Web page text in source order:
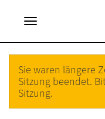
Sie waren längere
Sitzung beendet.
Sitzung.